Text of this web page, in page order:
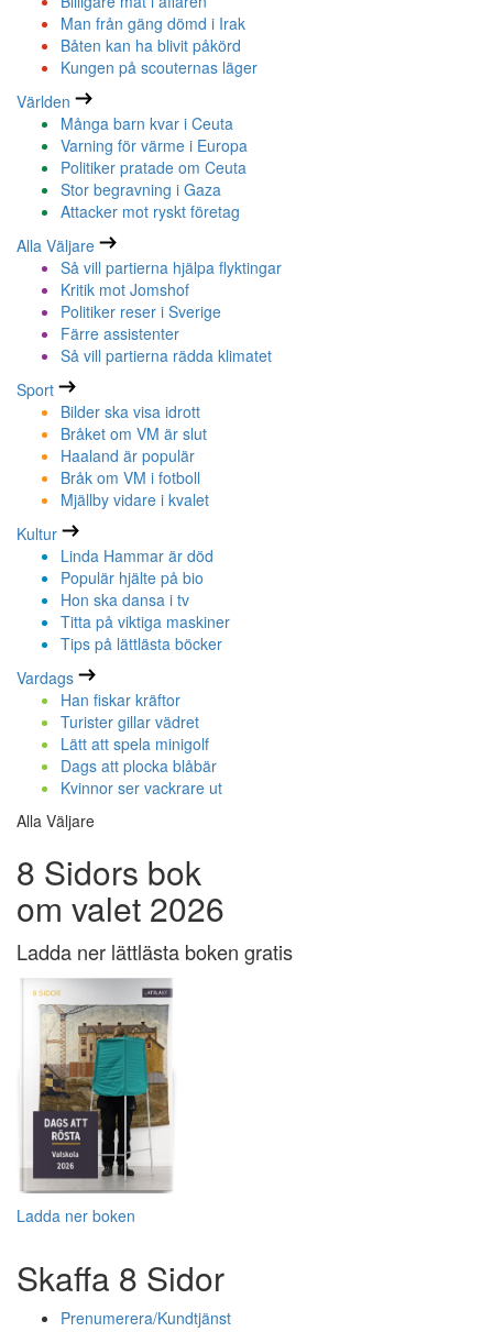
Man från gäng dömd i Irak
Båten kan ha blivit påkörd
Kungen på scouternas läger
Världen
Många barn kvar i Ceuta
Varning för värme i Europa
Politiker pratade om Ceuta
Stor begravning i Gaza
Attacker mot ryskt företag
Alla Väljare
Så vill partierna hjälpa flyktingar
Kritik mot Jomshof
Politiker reser i Sverige
Färre assistenter
Så vill partierna rädda klimatet
Sport
Bilder ska visa idrott
Bråket om VM är slut
Haaland är populär
Bråk om VM i fotboll
Mjällby vidare i kvalet
Kultur
Linda Hammar är död
Populär hjälte på bio
Hon ska dansa i tv
Titta på viktiga maskiner
Tips på lättlästa böcker
Vardags
Han fiskar kräftor
Turister gillar vädret
Lätt att spela minigolf
Dags att plocka blåbär
Kvinnor ser vackrare ut
Alla Väljare
8 Sidors bok
om valet 2026
Ladda ner lättlästa boken gratis
Ladda ner boken
Skaffa 8 Sidor
Prenumerera/Kundtjänst